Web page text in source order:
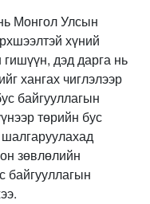
Монгол Улсын
хүний
дэд дарга нь
хангах чиглэлээр
байгууллагын
төрийн бус
зөвлөлийн
байгууллагын